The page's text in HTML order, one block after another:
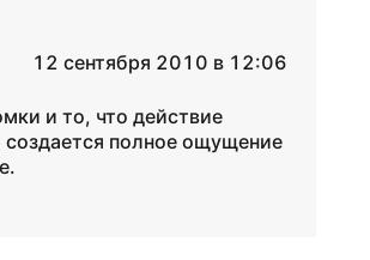
12 сентября 2010 в 12:06
и то, что действие
создается полное ощущение